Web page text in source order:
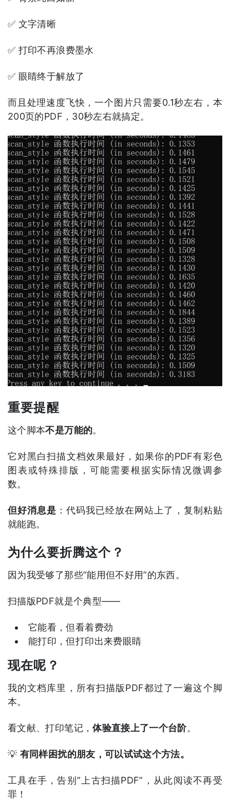
✅ 文字清晰
✅ 打印不再浪费墨水
✅ 眼睛终于解放了
而且处理速度飞快，一个图片只需要0.1秒左右，本
200页的PDF，30秒左右就搞定。
重要提醒
这个脚本不是万能的。
它对黑白扫描文档效果最好，如果你的PDF有彩色
图表或特殊排版，可能需要根据实际情况微调参
数。
但好消息是 ：代码我已经放在网站上了，复制粘贴
就能跑。
为什么要折腾这个？
因为我受够了那些”能用但不好用”的东西。
扫描版PDF就是个典型——
它能看，但看着费劲
能打印，但打印出来费眼睛
现在呢？
我的文档库里，所有扫描版PDF都过了一遍这个脚
本。
看文献、打印笔记，体验直接上了一个台阶。
💡 有同样困扰的朋友，可以试试这个方法。
工具在手，告别”上古扫描PDF”，从此阅读不再受
罪！